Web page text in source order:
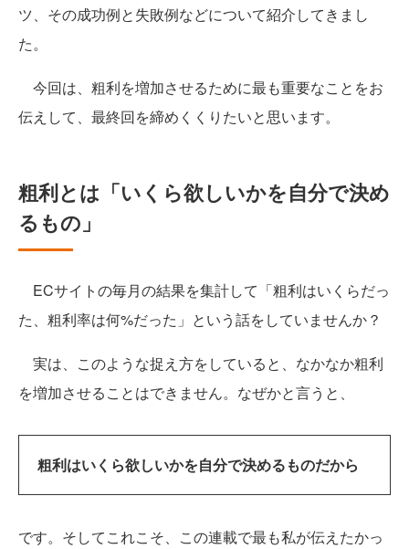
ツ、その成功例と失敗例などについて紹介してきまし
た。
今回は、粗利を増加させるために最も重要なことをお
伝えして、最終回を締めくくりたいと思います。
粗利とは「いくら欲しいかを自分で決め
るもの」
ECサイトの毎月の結果を集計して「粗利はいくらだっ
た、粗利率は何%だった」という話をしていませんか？
実は、このような捉え方をしていると、なかなか粗利
を増加させることはできません。なぜかと言うと、
粗利はいくら欲しいかを自分で決めるものだから
です。そしてこれこそ、この連載で最も私が伝えたかっ